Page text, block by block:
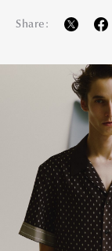
Share: